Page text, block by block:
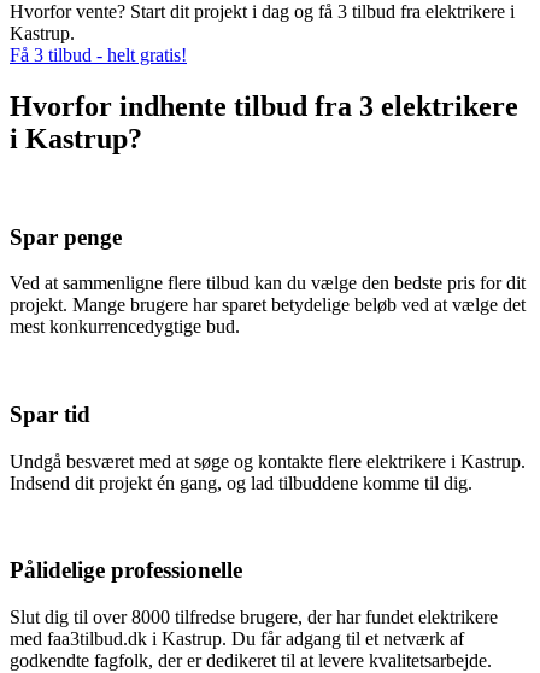
Hvorfor vente? Start dit projekt i dag og få 3 tilbud fra elektrikere i
Kastrup.
Få 3 tilbud - helt gratis!
Hvorfor indhente tilbud fra 3 elektrikere
i Kastrup?
Spar penge
Ved at sammenligne flere tilbud kan du vælge den bedste pris for dit
projekt. Mange brugere har sparet betydelige beløb ved at vælge det
mest konkurrencedygtige bud.
Spar tid
Undgå besværet med at søge og kontakte flere elektrikere i Kastrup.
Indsend dit projekt én gang, og lad tilbuddene komme til dig.
Pålidelige professionelle
Slut dig til over 8000 tilfredse brugere, der har fundet elektrikere
med faa3tilbud.dk i Kastrup. Du får adgang til et netværk af
godkendte fagfolk, der er dedikeret til at levere kvalitetsarbejde.